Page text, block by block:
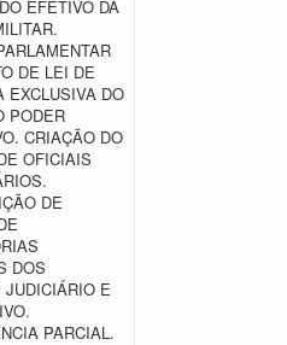
EFETIVO DA
DE LEI DE
EXCLUSIVA DO
PODER
CRIAÇÃO DO
OFICIAIS
DE
DOS
JUDICIÁRIO E
PARCIAL.